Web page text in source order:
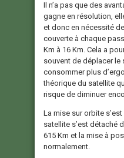
Il n’a pas que des
gagne en résolution,
et donc en nécessité
couverte à chaque
Km à 16 Km. Cela a
souvent de déplacer le
consommer plus
théorique du satellite
risque de diminuer
La mise sur orbite
satellite s’est détaché
615 Km et la mise à
normalement.